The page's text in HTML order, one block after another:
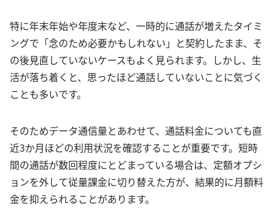
特に年末年始や年度末など、一時的に通話が増えたタイミ
ングで「念のため必要かもしれない」と契約したまま、そ
の後見直していないケースもよく見られます。しかし、生
活が落ち着くと、思ったほど通話していないことに気づく
ことも多いです。
そのためデータ通信量とあわせて、通話料金についても直
近3か月ほどの利用状況を確認することが重要です。短時
間の通話が数回程度にとどまっている場合は、定額オプシ
ョンを外して従量課金に切り替えた方が、結果的に月額料
金を抑えられることがあります。